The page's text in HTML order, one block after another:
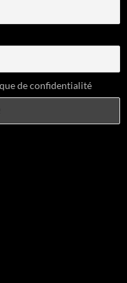
de confidentialité